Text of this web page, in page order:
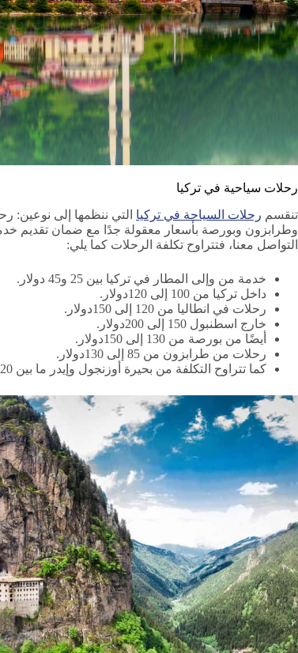
رحلات سياحية في تركيا
تنقسم رحلات السياحة في تركيا التي ننظمها إلى نوعين:
التواصل معنا، فتتراوح تكلفة الرحلات كما يلي:
خدمة من وإلى المطار في تركيا بين 25 و45 دولار.
داخل تركيا من 100 إلى 120دولار.
رحلات في انطاليا من 120 إلى 150دولار.
خارج اسطنبول 150 إلى 200دولار.
أيضًا من بورصة من 130 إلى 150دولار.
رحلات من طرابزون من 85 إلى 130دولار.
كما تتراوح التكلفة من بحيرة أوزنجول وإيدر ما بين 120 و150دولار.